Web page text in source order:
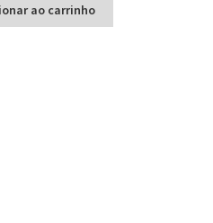
ao carrinho